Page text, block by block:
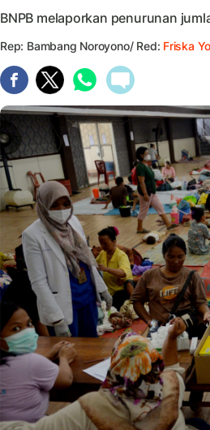
BNPB melaporkan penurunan
Rep: Bambang Noroyono/ Red: Friska